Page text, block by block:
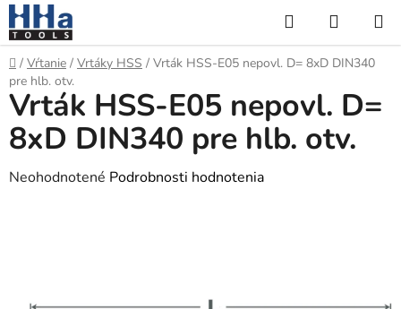
Prejsť
na
obsah
Hľadať
KOŠÍK
Domov
/ Vŕtanie / Vrtáky HSS / Vrták HSS-E05 nepovl. D= 8xD DIN340
pre hlb. otv.
Vrták HSS-E05 nepovl. D=
8xD DIN340 pre hlb. otv.
Priemerné
Neohodnotené Podrobnosti hodnotenia